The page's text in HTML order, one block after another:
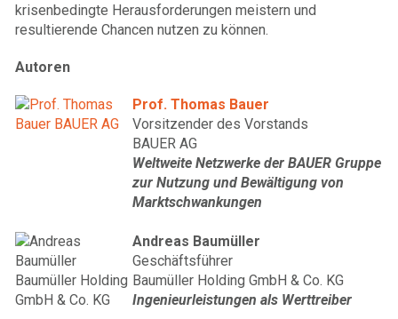
krisenbedingte Herausforderungen meistern und
resultierende Chancen nutzen zu können.
Autoren
Prof. Thomas Bauer
Vorsitzender des Vorstands
BAUER AG
Weltweite Netzwerke der BAUER Gruppe
zur Nutzung und Bewältigung von
Marktschwankungen
Andreas Baumüller
Geschäftsführer
Baumüller Holding GmbH & Co. KG
Ingenieurleistungen als Werttreiber